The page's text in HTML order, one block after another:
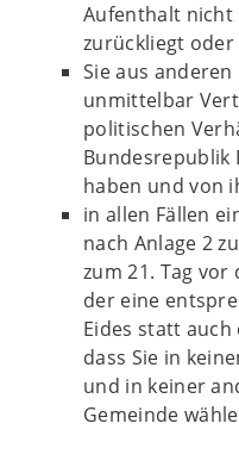
Aufenthalt nicht
zurückliegt oder
Sie aus
unmittelbar
politischen
Bundesrepublik
haben und von
in allen Fällen
nach Anlage 2
zum 21. Tag
der eine
Eides statt
dass Sie in
und in keiner
Gemeinde